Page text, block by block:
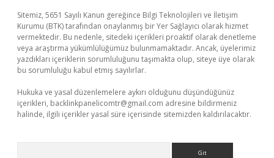
Sitemiz, 5651 Sayılı Kanun gereğince Bilgi Teknolojileri ve İletişim
Kurumu (BTK) tarafından onaylanmış bir Yer Sağlayıcı olarak hizmet
vermektedir. Bu nedenle, sitedeki içerikleri proaktif olarak denetleme
veya araştırma yükümlülüğümüz bulunmamaktadır. Ancak, üyelerimiz
yazdıkları içeriklerin sorumluluğunu taşımakta olup, siteye üye olarak
bu sorumluluğu kabul etmiş sayılırlar.
Hukuka ve yasal düzenlemelere aykırı olduğunu düşündüğünüz
içerikleri, backlinkpanelicomtr@gmail.com adresine bildirmeniz
halinde, ilgili içerikler yasal süre içerisinde sitemizden kaldırılacaktır.